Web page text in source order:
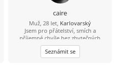
caire
Muž, 28 let, Karlovarský
Jsem pro přátelství, smích a
příjemné chvíle bez zbytečných
očekávání. Když přeskočí jiskra, tím
lépe. Když ne, aspoň si rozšíříme
obzory. Život je krátký na nudu.
Seznámit se